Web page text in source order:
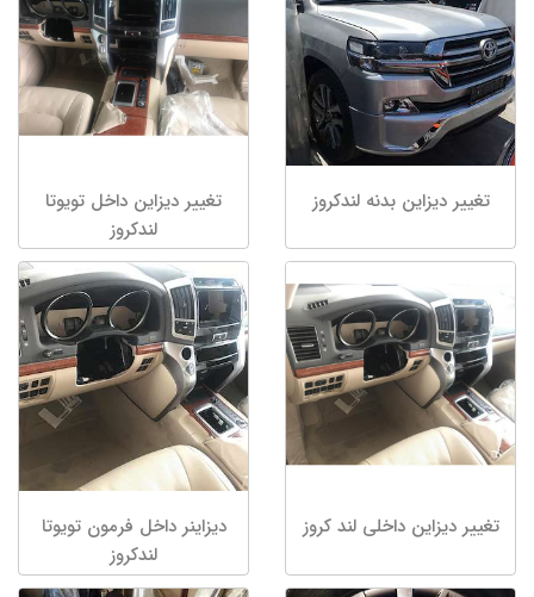
تغییر دیزاین بدنه لندکروز
تغییر دیزاین داخل تویوتا
لندکروز
تغییر دیزاین داخلی لند کروز
دیزاینر داخل فرمون تویوتا
لندکروز